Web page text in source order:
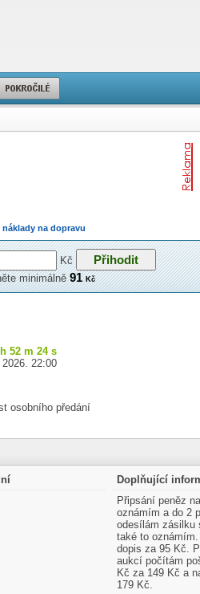
náklady na dopravu
Kč
minimálně91Kč
52 m 23 s
22:00
osobního předání
Doplňující
Připsání peněz
oznámím a do 2
odesílám zásilku
také to
dopis za 95 Kč.
aukcí počítám
Kč za 149 Kč a
179 Kč.